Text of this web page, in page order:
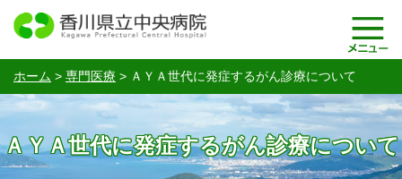
ホーム > 専門医療 > ＡＹＡ世代に発症するがん診療について
ＡＹＡ世代に発症するがん診療について